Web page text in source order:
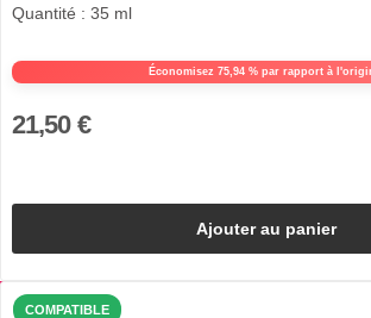
Économisez 75,94 % par rapport à
Quantité : 35 ml
21,50 €
Ajouter au panier
COMPATIBLE